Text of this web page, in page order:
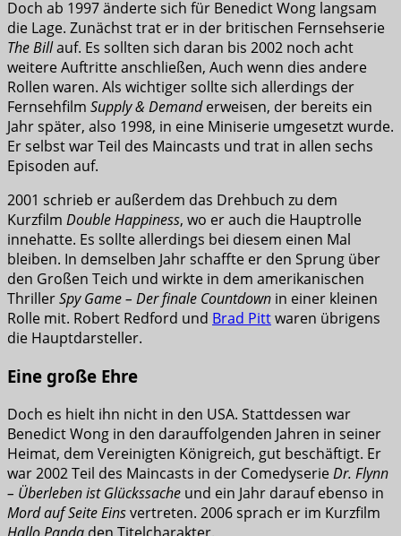
Doch ab 1997 änderte sich für Benedict Wong langsam
die Lage. Zunächst trat er in der britischen Fernsehserie
The Billauf. Es sollten sich daran bis 2002 noch acht
weitere Auftritte anschließen, Auch wenn dies andere
Rollen waren. Als wichtiger sollte sich allerdings der
Fernsehfilm Supply & Demanderweisen, der bereits ein
Jahr später, also 1998, in eine Miniserie umgesetzt wurde.
Er selbst war Teil des Maincasts und trat in allen sechs
Episoden auf.
2001 schrieb er außerdem das Drehbuch zu dem
Kurzfilm Double Happiness, wo er auch die Hauptrolle
innehatte. Es sollte allerdings bei diesem einen Mal
bleiben. In demselben Jahr schaffte er den Sprung über
den Großen Teich und wirkte in dem amerikanischen
ThrillerSpy Game – Der finale Countdown in einer kleinen
Rolle mit. Robert Redford und Brad Pittwaren übrigens
die Hauptdarsteller.
Eine große Ehre
Doch es hielt ihn nicht in den USA. Stattdessen war
Benedict Wong in den darauffolgenden Jahren in seiner
Heimat, dem Vereinigten Königreich, gut beschäftigt. Er
war 2002 Teil des Maincasts in der ComedyserieDr. Flynn
– Überleben ist Glückssache und ein Jahr darauf ebenso in
Mord auf Seite Einsvertreten. 2006 sprach er im Kurzfilm
Hallo Panda den Titelcharakter.